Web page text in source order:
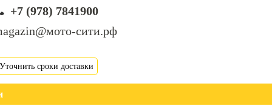
+7 (978) 7841900
сити.рф
сроки доставки